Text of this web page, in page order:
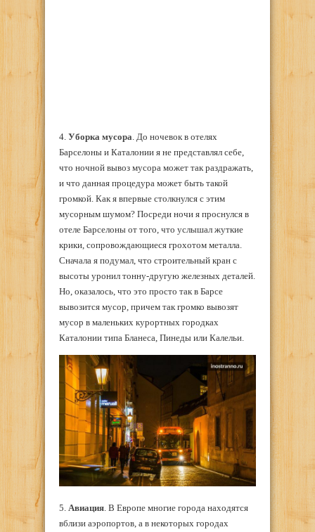
4. Уборка мусора . До ночевок в отелях
Барселоны и Каталонии я не представлял себе,
что ночной вывоз мусора может так раздражать,
и что данная процедура может быть такой
громкой. Как я впервые столкнулся с этим
мусорным шумом? Посреди ночи я проснулся в
отеле Барселоны от того, что услышал жуткие
крики, сопровождающиеся грохотом металла.
Сначала я подумал, что строительный кран с
высоты уронил тонну-другую железных деталей.
Но, оказалось, что это просто так в Барсе
вывозится мусор, причем так громко вывозят
мусор в маленьких курортных городках
Каталонии типа Бланеса, Пинеды или Калельи.
5. Авиация . В Европе многие города находятся
вблизи аэропортов, а в некоторых городах